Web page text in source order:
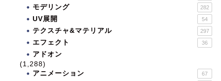
モデリング 282
UV展開 54
テクスチャ&マテリアル 297
エフェクト 36
アドオン
(1,288)
アニメーション
67